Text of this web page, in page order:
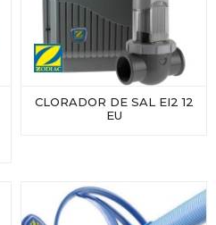
CLORADOR DE SAL EI2 12
EU